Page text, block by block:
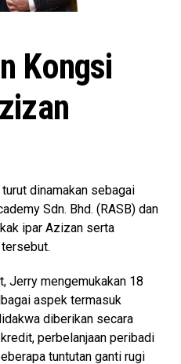
Kongsi
dinamakan sebagai
Sdn. Bhd. (RASB) dan
ipar Azizan serta
Jerry mengemukakan 18
aspek termasuk
diberikan secara
perbelanjaan peribadi
tuntutan ganti rugi